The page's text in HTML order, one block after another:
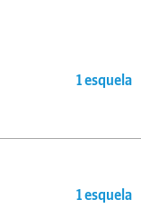
1 esquela
1 esquela